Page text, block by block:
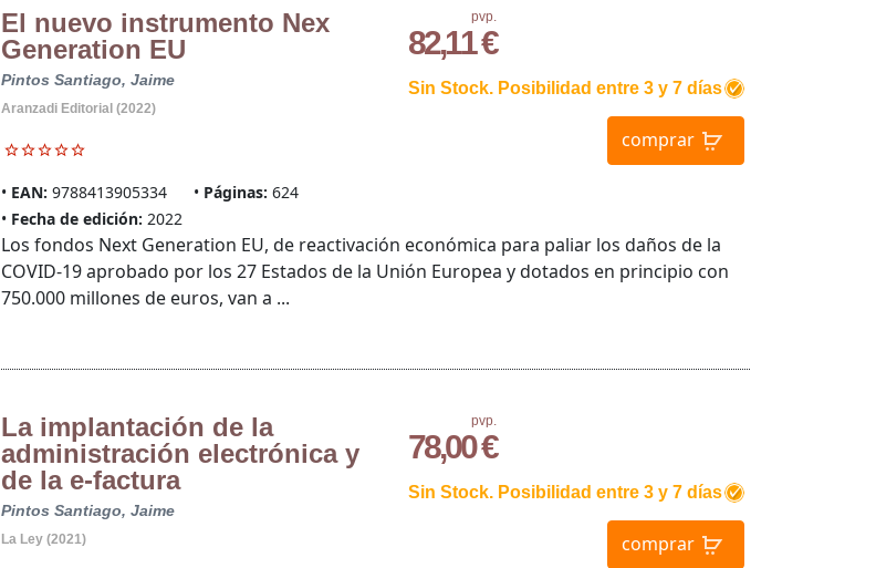
El nuevo instrumento Nex
Generation EU
Pintos Santiago, Jaime
Aranzadi Editorial (2022)
EAN: 9788413905334 Páginas: 624
Fecha de edición: 2022
pvp.
82,11 €
Sin Stock. Posibilidad entre 3 y 7 días
comprar
Los fondos Next Generation EU, de reactivación económica para paliar los daños de la
COVID-19 aprobado por los 27 Estados de la Unión Europea y dotados en principio con
750.000 millones de euros, van a ...
La implantación de la
administración electrónica y
de la e-factura
Pintos Santiago, Jaime
La Ley (2021)
pvp.
78,00 €
Sin Stock. Posibilidad entre 3 y 7 días
comprar